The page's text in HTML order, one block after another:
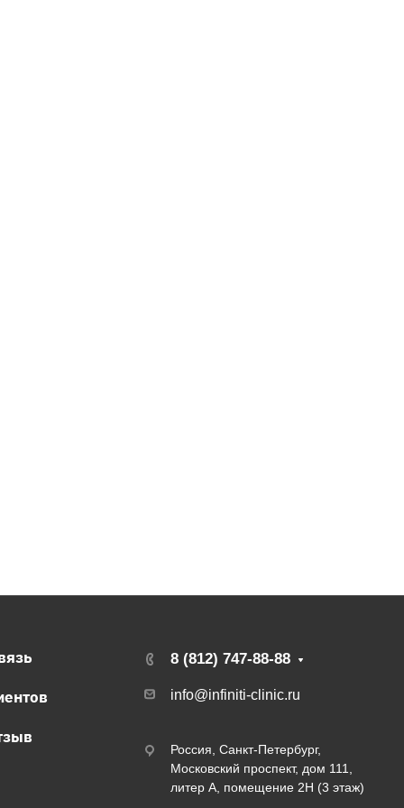
8 (812) 747-88-88
info@infiniti-clinic.ru
Россия, Санкт-Петербург,
Московский проспект, дом 111,
литер А, помещение 2Н (3 этаж)